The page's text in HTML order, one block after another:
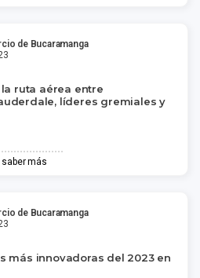
de Bucaramanga
ruta aérea entre
líderes gremiales y
saber más
de Bucaramanga
más innovadoras del 2023 en